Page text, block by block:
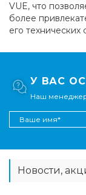
VUE, что
более
его технических
У ВАС
Наш
Новости,